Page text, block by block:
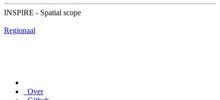
INSPIRE - Spatial scope
Regionaal
Over